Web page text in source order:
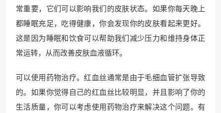
常重要，它们可以影响我们的皮肤状态。如果你每天晚上
都睡眠充足，吃得健康，你会发现你的皮肤看起来更好。
这是因为睡眠和饮食可以帮助我们减少压力和维持身体正
常运转，从而改善皮肤血液循环。
可以使用药物治疗。红血丝通常是由于毛细血管扩张导致
的。如果你觉得自己的红血丝比较明显，并且影响了你的
生活质量，你可以考虑使用药物治疗来解决这个问题。有